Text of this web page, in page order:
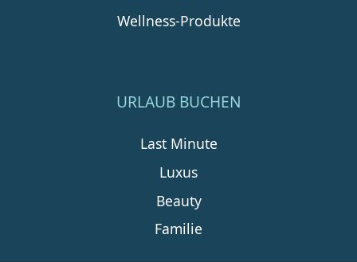
Wellness-Produkte
URLAUB BUCHEN
Last Minute
Luxus
Beauty
Familie